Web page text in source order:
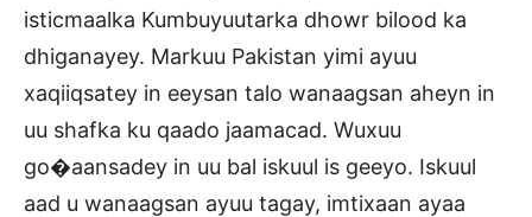
isticmaalka Kumbuyuutarka dhowr bilood ka
dhiganayey. Markuu Pakistan yimi ayuu
xaqiiqsatey in eeysan talo wanaagsan aheyn in
uu shafka ku qaado jaamacad. Wuxuu
go�aansadey in uu bal iskuul is geeyo. Iskuul
aad u wanaagsan ayuu tagay, imtixaan ayaa